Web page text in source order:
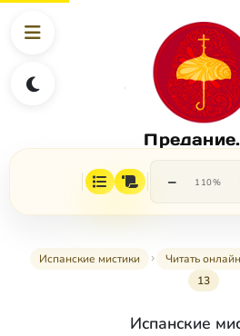
− 110%
Испанские мистики Читать онлайн
13
Испанские